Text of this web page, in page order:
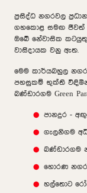
ප්‍රසිද්ධ නගරවල
ගහකොළ සමඟ ජීවත්
ඔබේ නේවාසික
වාසිදායක වනු ඇත.
මෙම කාර්යබහුල
පහසුකම් භුක්ති
බණ්ඩාරගම Green
පානදුර -
ගැලනිගම
බණ්ඩාරගම
හොරණ
හල්තොට